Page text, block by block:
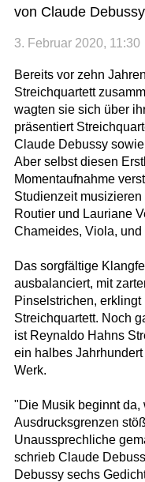
von Claude
3. Februar 2020, 11:30
Bereits vor zehn
Streichquartett
wagten sie sich über
präsentiert
Claude Debussy
Aber selbst diesen
Momentaufnahme
Studienzeit
Routier und Lauriane
Chameides, Viola,
Das sorgfältige
ausbalanciert, mit
Pinselstrichen,
Streichquartett. Noch
ist Reynaldo Hahns
ein halbes
Werk.
"Die Musik beginnt da,
Ausdrucksgrenzen
Unaussprechliche
schrieb Claude
Debussy sechs